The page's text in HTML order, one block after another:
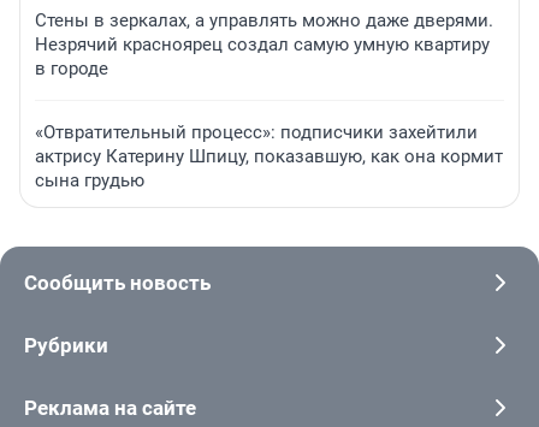
Стены в зеркалах, а управлять можно даже дверями.
Незрячий красноярец создал самую умную квартиру
в городе
«Отвратительный процесс»: подписчики захейтили
актрису Катерину Шпицу, показавшую, как она кормит
сына грудью
Сообщить новость
Рубрики
Реклама на сайте